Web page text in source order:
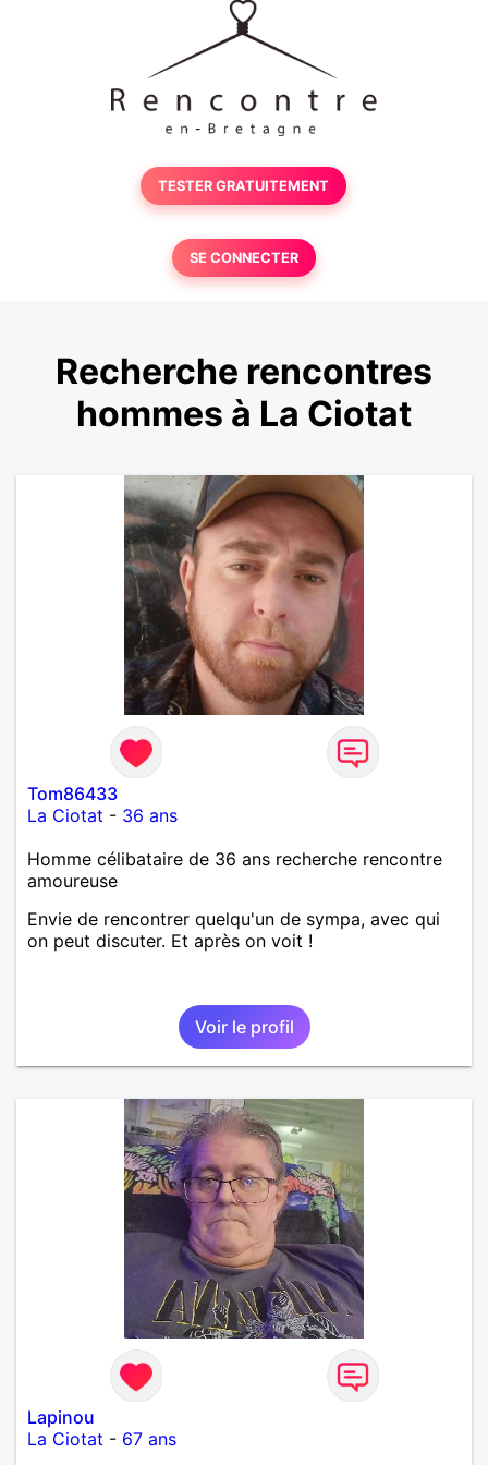
TESTER GRATUITEMENT
SE CONNECTER
Recherche rencontres
hommes à La Ciotat
Tom86433
La Ciotat - 36 ans
Homme célibataire de 36 ans recherche rencontre
amoureuse
Envie de rencontrer quelqu'un de sympa, avec qui
on peut discuter. Et après on voit !
Voir le profil
Lapinou
La Ciotat - 67 ans